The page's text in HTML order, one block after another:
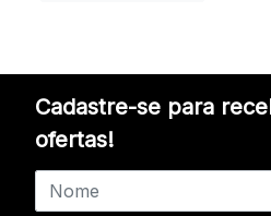
Cadastre-se para
ofertas!